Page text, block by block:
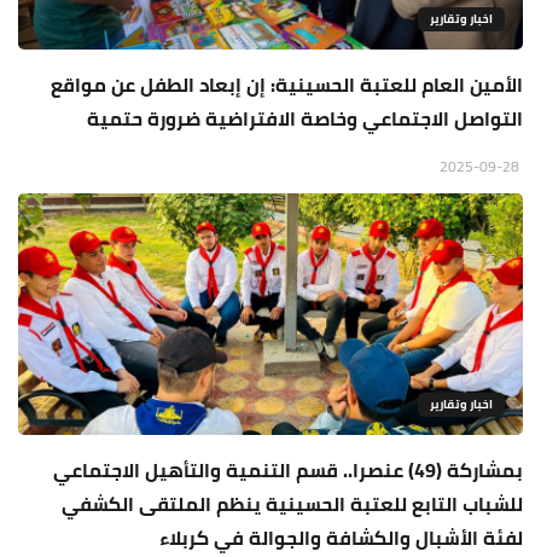
اخبار وتقارير
الأمين العام للعتبة الحسينية: إن إبعاد الطفل عن مواقع
التواصل الاجتماعي وخاصة الافتراضية ضرورة حتمية
اخبار وتقارير
بمشاركة (49) عنصرا.. قسم التنمية والتأهيل الاجتماعي
للشباب التابع للعتبة الحسينية ينظم الملتقى الكشفي
لفئة الأشبال والكشافة والجوالة في كربلاء